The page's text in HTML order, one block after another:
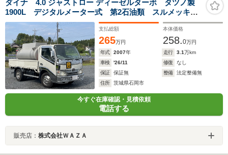
ダイナ 4.0 ジャストロー ディーゼルターボ タツノ製
1900L デジタルメーター式 第2石油類 スルメッキカ
スタム 車両総重量4585kg 車検8年8月27日 8ナンバ
ー登録
支払総額
265万円
本体価格
258.0万円
年式
2007年 走行 3.1万km
車検
'26/11 修復
なし
保証
保証無 整備
法定整備無
住所
茨城県石岡市
今すぐ在庫確認・見積依頼
電話する
販売店： 株式会社ＷＡＺＡ